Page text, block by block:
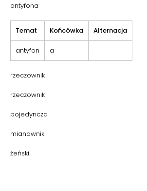
antyfona
Temat Końcówka Alternacja
antyfon a
rzeczownik
rzeczownik
pojedyncza
mianownik
żeński